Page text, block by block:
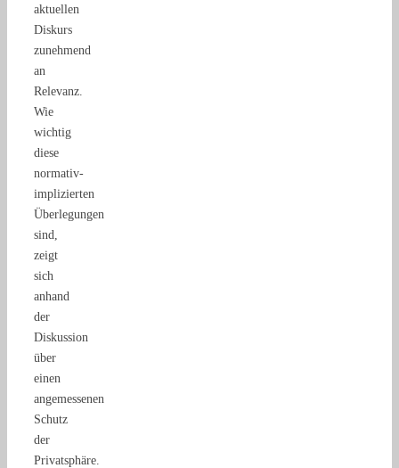
aktuellen
Diskurs
zunehmend
an
Relevanz.
Wie
wichtig
diese
normativ-
implizierten
Überlegungen
sind,
zeigt
sich
anhand
der
Diskussion
über
einen
angemessenen
Schutz
der
Privatsphäre.